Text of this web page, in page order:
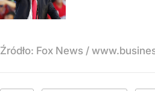
Źródło: Fox News /